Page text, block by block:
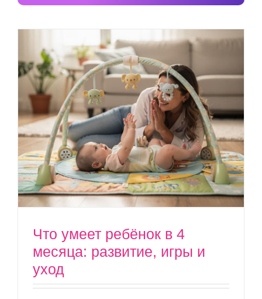
Что умеет ребёнок в 4
месяца: развитие, игры и
уход